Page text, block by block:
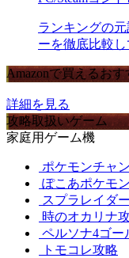
ランキングの
ーを徹底比較
Amazonで買えるお
詳細を見る
攻略取扱いゲーム
家庭用ゲーム機
ポケモンチャ
ぽこあポケモ
スプラレイダ
時のオカリナ
ペルソナ4ゴー
トモコレ攻略